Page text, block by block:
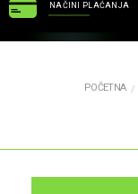
NAČINI PLAĆANJA
POČETNA /